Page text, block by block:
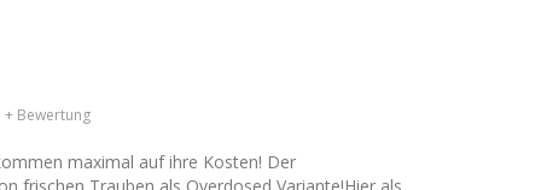
+ Bewertung
maximal auf ihre Kosten! Der